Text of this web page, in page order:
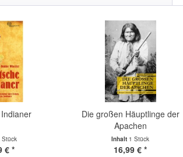
Stück
€ *
Die großen Häuptlinge der
Apachen
Inhalt 1 Stück
16,99 € *